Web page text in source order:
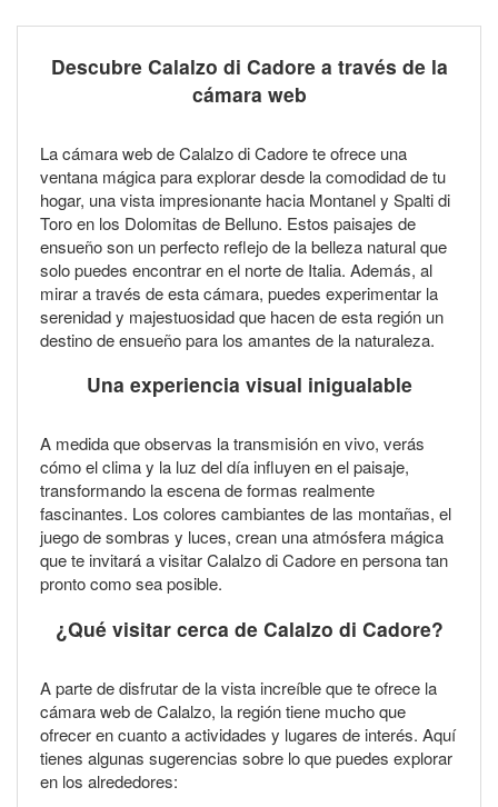
Descubre Calalzo di Cadore a través de la
cámara web
La cámara web de Calalzo di Cadore te ofrece una
ventana mágica para explorar desde la comodidad de tu
hogar, una vista impresionante hacia Montanel y Spalti di
Toro en los Dolomitas de Belluno. Estos paisajes de
ensueño son un perfecto reflejo de la belleza natural que
solo puedes encontrar en el norte de Italia. Además, al
mirar a través de esta cámara, puedes experimentar la
serenidad y majestuosidad que hacen de esta región un
destino de ensueño para los amantes de la naturaleza.
Una experiencia visual inigualable
A medida que observas la transmisión en vivo, verás
cómo el clima y la luz del día influyen en el paisaje,
transformando la escena de formas realmente
fascinantes. Los colores cambiantes de las montañas, el
juego de sombras y luces, crean una atmósfera mágica
que te invitará a visitar Calalzo di Cadore en persona tan
pronto como sea posible.
¿Qué visitar cerca de Calalzo di Cadore?
A parte de disfrutar de la vista increíble que te ofrece la
cámara web de Calalzo, la región tiene mucho que
ofrecer en cuanto a actividades y lugares de interés. Aquí
tienes algunas sugerencias sobre lo que puedes explorar
en los alrededores: